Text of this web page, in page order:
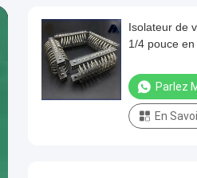
Isolateur de
1/4 pouce en
Parlez
En